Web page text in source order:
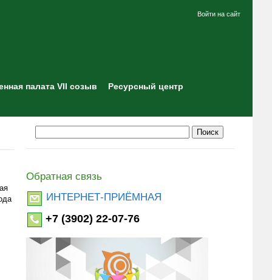
Войти на сайт
палата VII созыв Ресурсный центр
Обратная связь
ИНТЕРНЕТ-ПРИЁМНАЯ
+7 (3902) 22-07-76